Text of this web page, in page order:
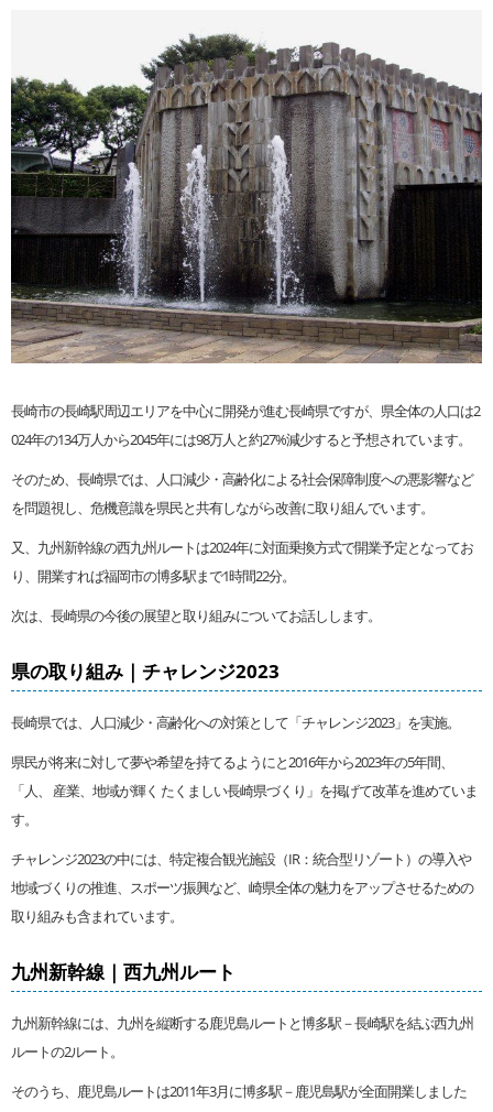
長崎市の長崎駅周辺エリアを中心に開発が進む長崎県ですが、県全体の人口は2
024年の134万人から2045年には98万人と約27%減少すると予想されています。
そのため、長崎県では、人口減少・高齢化による社会保障制度への悪影響など
を問題視し、危機意識を県民と共有しながら改善に取り組んでいます。
又、九州新幹線の西九州ルートは2024年に対面乗換方式で開業予定となってお
り、開業すれば福岡市の博多駅まで1時間22分。
次は、長崎県の今後の展望と取り組みについてお話しします。
県の取り組み｜チャレンジ2023
長崎県では、人口減少・高齢化への対策として「チャレンジ2023」を実施。
県民が将来に対して夢や希望を持てるようにと2016年から2023年の5年間、
「人、 産業、地域が輝く たくましい長崎県づくり」を掲げて改革を進めていま
す。
チャレンジ2023の中には、特定複合観光施設（IR：統合型リゾート）の導入や
地域づくりの推進、スポーツ振興など、崎県全体の魅力をアップさせるための
取り組みも含まれています。
九州新幹線｜西九州ルート
九州新幹線には、九州を縦断する鹿児島ルートと博多駅－長崎駅を結ぶ西九州
ルートの2ルート。
そのうち、鹿児島ルートは2011年3月に博多駅－鹿児島駅が全面開業しました